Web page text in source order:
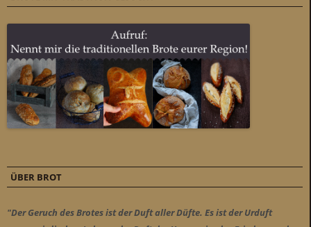
ÜBER BROT
"Der Geruch des Brotes ist der Duft aller Düfte. Es ist der Urduft